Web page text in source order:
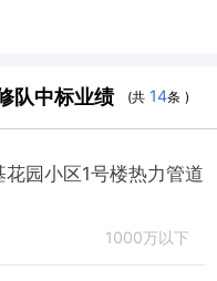
队中标业绩 (共 14条 )
园小区1号楼热力管道
1000万以下